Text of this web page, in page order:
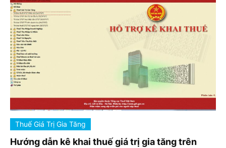
Thuế Giá Trị Gia Tăng
Hướng dẫn kê khai thuế giá trị gia tăng trên